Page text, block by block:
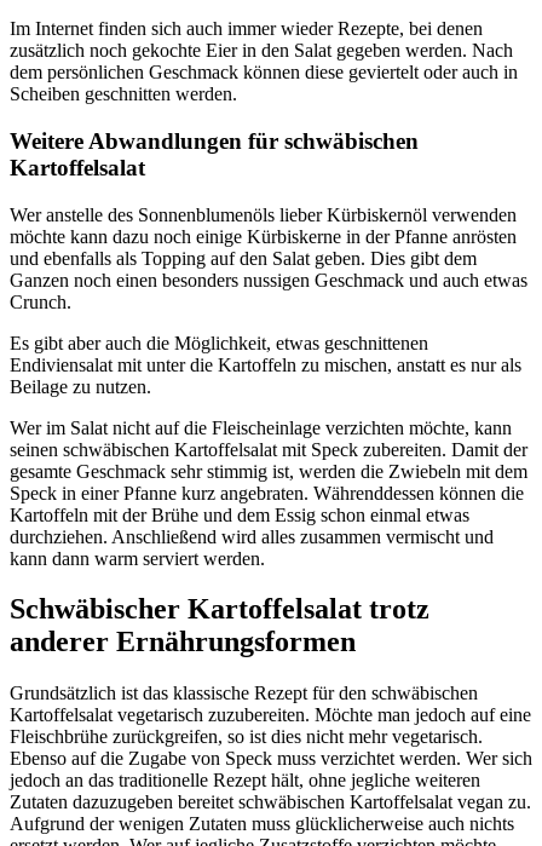
Im Internet finden sich auch immer wieder Rezepte, bei denen
zusätzlich noch gekochte Eier in den Salat gegeben werden. Nach
dem persönlichen Geschmack können diese geviertelt oder auch in
Scheiben geschnitten werden.
Weitere Abwandlungen für schwäbischen
Kartoffelsalat
Wer anstelle des Sonnenblumenöls lieber Kürbiskernöl verwenden
möchte kann dazu noch einige Kürbiskerne in der Pfanne anrösten
und ebenfalls als Topping auf den Salat geben. Dies gibt dem
Ganzen noch einen besonders nussigen Geschmack und auch etwas
Crunch.
Es gibt aber auch die Möglichkeit, etwas geschnittenen
Endiviensalat mit unter die Kartoffeln zu mischen, anstatt es nur als
Beilage zu nutzen.
Wer im Salat nicht auf die Fleischeinlage verzichten möchte, kann
seinen schwäbischen Kartoffelsalat mit Speck zubereiten. Damit der
gesamte Geschmack sehr stimmig ist, werden die Zwiebeln mit dem
Speck in einer Pfanne kurz angebraten. Währenddessen können die
Kartoffeln mit der Brühe und dem Essig schon einmal etwas
durchziehen. Anschließend wird alles zusammen vermischt und
kann dann warm serviert werden.
Schwäbischer Kartoffelsalat trotz
anderer Ernährungsformen
Grundsätzlich ist das klassische Rezept für den schwäbischen
Kartoffelsalat vegetarisch zuzubereiten. Möchte man jedoch auf eine
Fleischbrühe zurückgreifen, so ist dies nicht mehr vegetarisch.
Ebenso auf die Zugabe von Speck muss verzichtet werden. Wer sich
jedoch an das traditionelle Rezept hält, ohne jegliche weiteren
Zutaten dazuzugeben bereitet schwäbischen Kartoffelsalat vegan zu.
Aufgrund der wenigen Zutaten muss glücklicherweise auch nichts